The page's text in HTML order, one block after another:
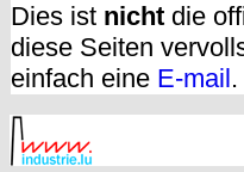
Dies ist nicht die
diese Seiten
einfach eine E-mail .